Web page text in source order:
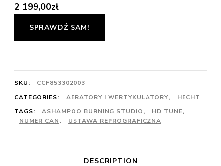
2 199,00zł
SPRAWDŹ SAM!
SKU:
CCF853302003
CATEGORIES:
AERATORY I WERTYKULATORY,
HECHT
TAGS:
ASHAMPOO BURNING STUDIO, HD TUNE,
NUMER CAN, USTAWA REPROGRAFICZNA
DESCRIPTION